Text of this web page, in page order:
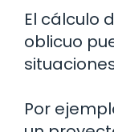
El cálculo
oblicuo
Por